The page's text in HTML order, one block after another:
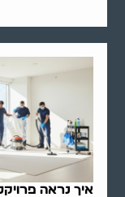
איך נראה